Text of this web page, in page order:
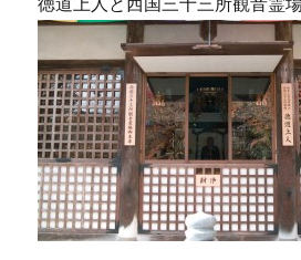
徳道上人と西国三十三所観音霊場